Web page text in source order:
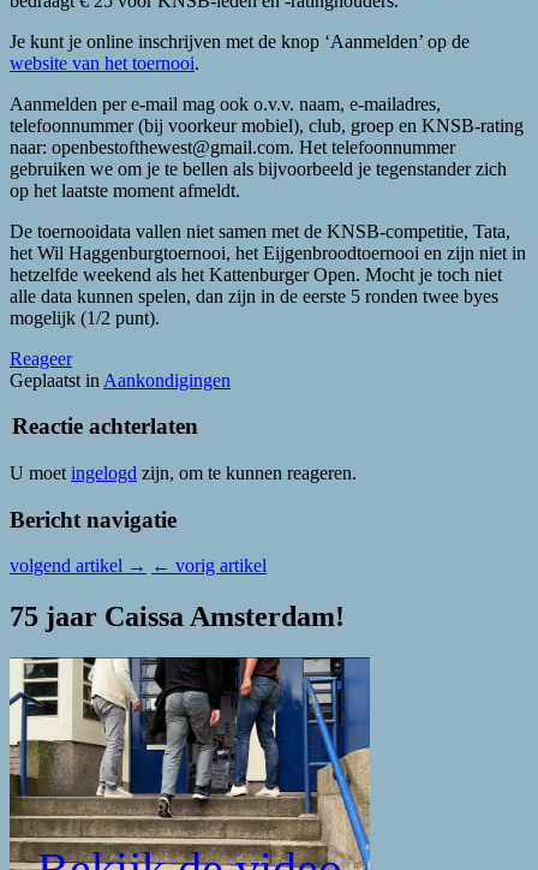
Je kunt je online inschrijven met de knop ‘Aanmelden’ op de
website van het toernooi.
Aanmelden per e-mail mag ook o.v.v. naam, e-mailadres,
telefoonnummer (bij voorkeur mobiel), club, groep en KNSB-rating
naar: openbestofthewest@gmail.com. Het telefoonnummer
gebruiken we om je te bellen als bijvoorbeeld je tegenstander zich
op het laatste moment afmeldt.
De toernooidata vallen niet samen met de KNSB-competitie, Tata,
het Wil Haggenburgtoernooi, het Eijgenbroodtoernooi en zijn niet in
hetzelfde weekend als het Kattenburger Open. Mocht je toch niet
alle data kunnen spelen, dan zijn in de eerste 5 ronden twee byes
mogelijk (1/2 punt).
Reageer
Geplaatst in Aankondigingen
Reactie achterlaten
U moet ingelogd zijn, om te kunnen reageren.
Bericht navigatie
volgend artikel → ← vorig artikel
75 jaar Caissa Amsterdam!